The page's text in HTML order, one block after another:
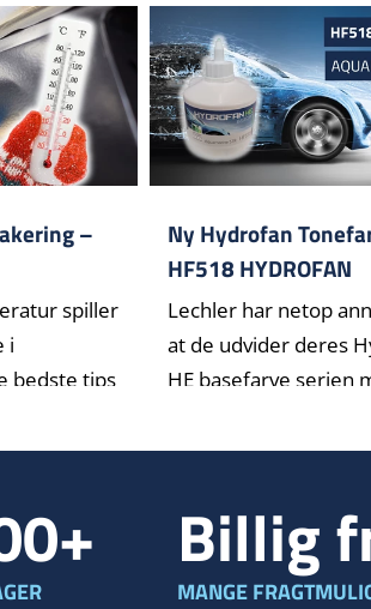
–
spiller
i
bedste tips
Ny Hydrofan
HF518 HYDROFAN
Aquamarine Str
Lechler har netop
at de udvider deres
HE basefarve serien
Billig
MANGE